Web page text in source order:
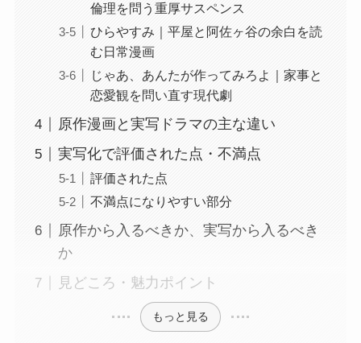
倫理を問う重厚サスペンス
ひらやすみ｜平屋と阿佐ヶ谷の余白を読
む日常漫画
じゃあ、あんたが作ってみろよ｜家事と
恋愛観を問い直す現代劇
原作漫画と実写ドラマの主な違い
実写化で評価された点・不満点
評価された点
不満点になりやすい部分
原作から入るべきか、実写から入るべき
か
見どころ・魅力ポイント
もっと見る